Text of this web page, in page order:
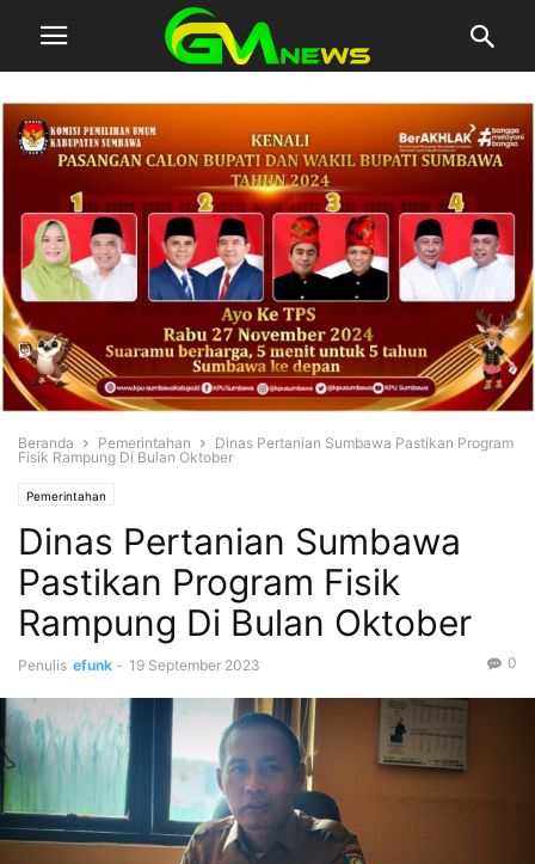
Beranda Pemerintahan
Dinas Pertanian Sumbawa Pastikan Program
Fisik Rampung Di Bulan Oktober
Pemerintahan
Dinas Pertanian Sumbawa
Pastikan Program Fisik
Rampung Di Bulan Oktober
Penulis efunk - 19 September 2023 0